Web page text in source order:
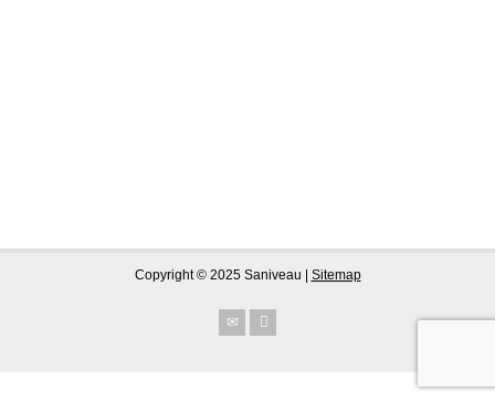
Copyright © 2025 Saniveau | Sitemap